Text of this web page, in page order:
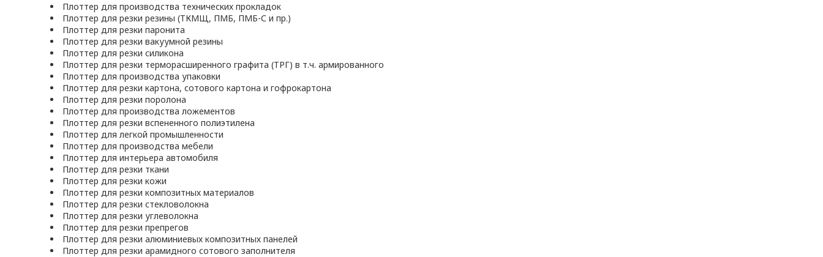
Плоттер для производства технических прокладок
Плоттер для резки резины (ТКМЩ, ПМБ, ПМБ-С и пр.)
Плоттер для резки паронита
Плоттер для резки вакуумной резины
Плоттер для резки силикона
Плоттер для резки терморасширенного графита (ТРГ) в т.ч. армированного
Плоттер для производства упаковки
Плоттер для резки картона, сотового картона и гофрокартона
Плоттер для резки поролона
Плоттер для производства ложементов
Плоттер для резки вспененного полиэтилена
Плоттер для легкой промышленности
Плоттер для производства мебели
Плоттер для интерьера автомобиля
Плоттер для резки ткани
Плоттер для резки кожи
Плоттер для резки композитных материалов
Плоттер для резки стекловолокна
Плоттер для резки углеволокна
Плоттер для резки препрегов
Плоттер для резки алюминиевых композитных панелей
Плоттер для резки арамидного сотового заполнителя